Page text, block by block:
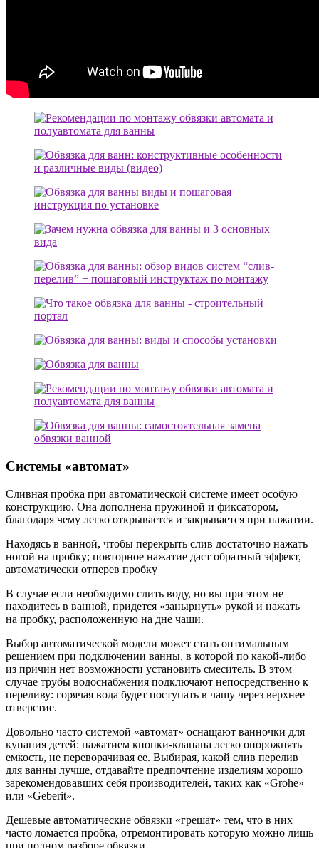
Системы «автомат»
Сливная пробка при автоматической системе имеет особую
конструкцию. Она дополнена пружиной и фиксатором,
благодаря чему легко открывается и закрывается при нажатии.
Находясь в ванной, чтобы перекрыть слив достаточно нажать
ногой на пробку; повторное нажатие даст обратный эффект,
автоматически отперев пробку
В случае если необходимо слить воду, но вы при этом не
находитесь в ванной, придется «занырнуть» рукой и нажать
на пробку, расположенную на дне чаши.
Выбор автоматической модели может стать оптимальным
решением при подключении ванны, в которой по какой-либо
из причин нет возможности установить смеситель. В этом
случае трубы водоснабжения подключают непосредственно к
переливу: горячая вода будет поступать в чашу через верхнее
отверстие.
Довольно часто системой «автомат» оснащают ванночки для
купания детей: нажатием кнопки-клапана легко опорожнять
емкость, не переворачивая ее. Выбирая, какой слив перелив
для ванны лучше, отдавайте предпочтение изделиям хорошо
зарекомендовавших себя производителей, таких как «Grohe»
или «Geberit».
Дешевые автоматические обвязки «грешат» тем, что в них
часто ломается пробка, отремонтировать которую можно лишь
при полном разборе обвязки.